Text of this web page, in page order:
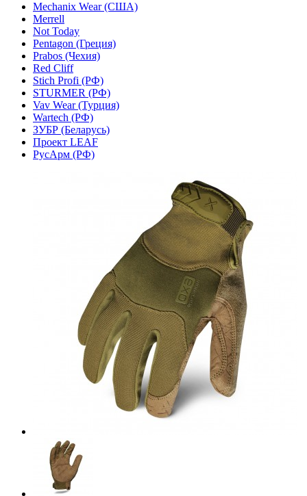
Mechanix Wear (США)
Merrell
Not Today
Pentagon (Греция)
Prabos (Чехия)
Red Cliff
Stich Profi (РФ)
STURMER (РФ)
Vav Wear (Турция)
Wartech (РФ)
ЗУБР (Беларусь)
Проект LEAF
РусАрм (РФ)